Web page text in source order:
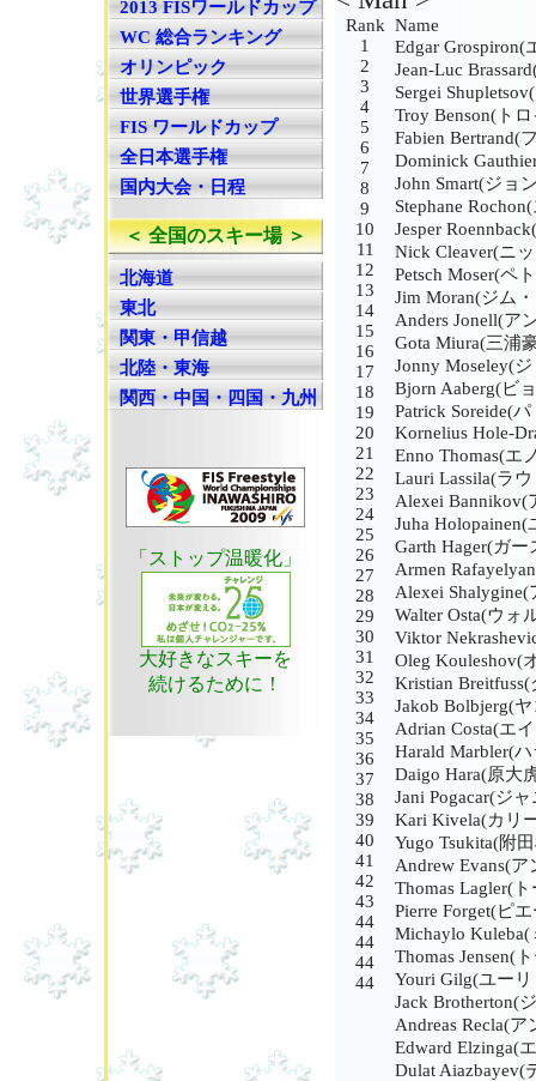
Rank Name
1
2
3
4
5
6
7
8
9
10
11
12
13
14
15
16
17
18
19
20
21
22
23
24
25
26
27
28
29
30
31
32
33
34
35
36
37
38
39
40
41
42
43
44
44
44
44
Edgar Grospiron(
Jean-Luc
Sergei
Troy Benson(ト
Fabien Bertrand(
Dominick
John Smart(ジョ
Stephane
Jesper
Nick Cleaver(ニ
Petsch Moser(ペ
Jim Moran(ジム
Anders Jonell(ア
Gota Miura(三浦
Jonny Moseley(
Bjorn Aaberg(ビ
Patrick Soreide(
Kornelius Hole-
Enno Thomas(エ
Lauri Lassila(ラ
Alexei Bannikov(
Juha
Garth Hager(ガ
Armen
Alexei
Walter Osta(ウォ
Viktor
Oleg Kouleshov(
Kristian
Jakob Bolbjerg(
Adrian Costa(エ
Harald Marbler(
Daigo Hara(原大
Jani Pogacar(ジ
Kari Kivela(カリ
Yugo Tsukita(附
Andrew Evans(
Thomas Lagler(
Pierre Forget(ピ
Michaylo
Thomas Jensen(
Youri Gilg(ユー
Jack Brotherton(
Andreas Recla(
Edward Elzinga(
Dulat Aiazbayev(
2013 FISワールドカップ
WC 総合ランキング
オリンピック
世界選手権
FIS ワールドカップ
全日本選手権
国内大会・日程
＜ 全国のスキー場 ＞
北海道
東北
関東・甲信越
北陸・東海
関西・中国・四国・九州
「ストップ温暖化」
大好きなスキーを
続けるために！